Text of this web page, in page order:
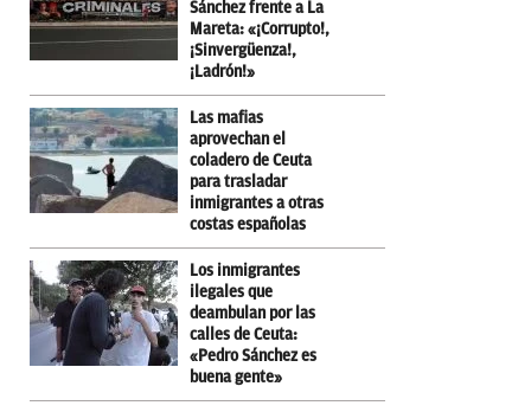
Sánchez frente a La
Mareta: «¡Corrupto!,
¡Sinvergüenza!,
¡Ladrón!»
Las mafias
aprovechan el
coladero de Ceuta
para trasladar
inmigrantes a otras
costas españolas
Los inmigrantes
ilegales que
deambulan por las
calles de Ceuta:
«Pedro Sánchez es
buena gente»